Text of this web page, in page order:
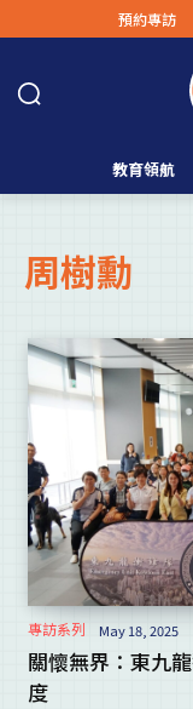
預約專訪
教育領航
周樹勳
專訪系列 May 18, 2025
關懷無界：東九
度